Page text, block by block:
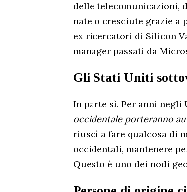
delle telecomunicazioni,
nate o cresciute grazie a
ex ricercatori di Silicon
manager passati da
Gli Stati Uniti
In parte sì. Per anni negli
occidentale porteranno
riuscì a fare qualcosa di
occidentali, mantenere
Questo è uno dei nodi